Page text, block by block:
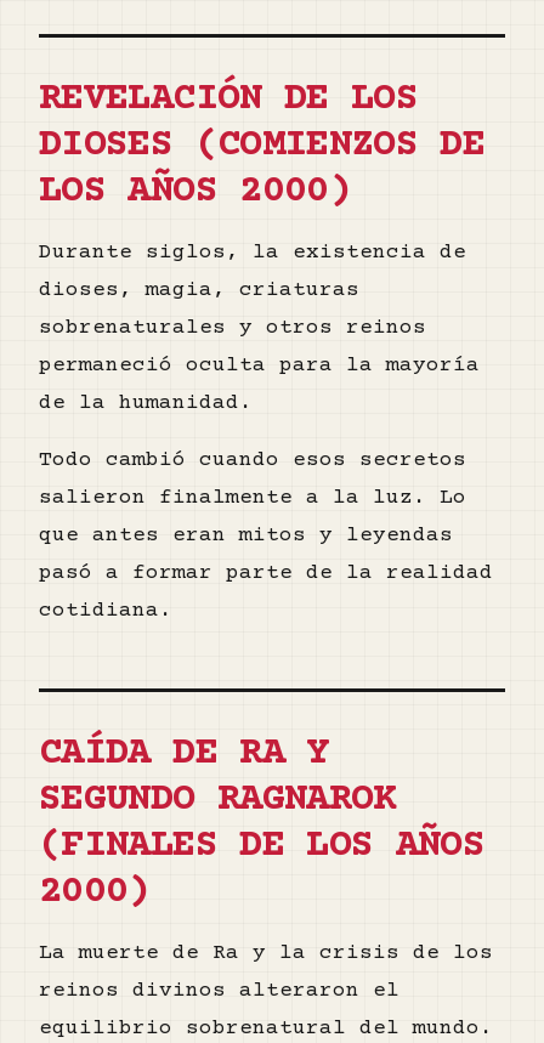
REVELACIÓN DE LOS
DIOSES (COMIENZOS DE
LOS AÑOS 2000)
Durante siglos, la existencia de
dioses, magia, criaturas
sobrenaturales y otros reinos
permaneció oculta para la mayoría
de la humanidad.
Todo cambió cuando esos secretos
salieron finalmente a la luz. Lo
que antes eran mitos y leyendas
pasó a formar parte de la realidad
cotidiana.
CAÍDA DE RA Y
SEGUNDO RAGNAROK
(FINALES DE LOS AÑOS
2000)
La muerte de Ra y la crisis de los
reinos divinos alteraron el
equilibrio sobrenatural del mundo.